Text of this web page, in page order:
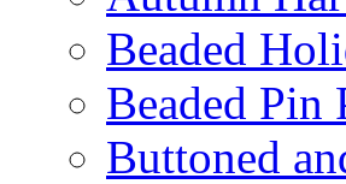
Beaded
Beaded Pin
Buttoned